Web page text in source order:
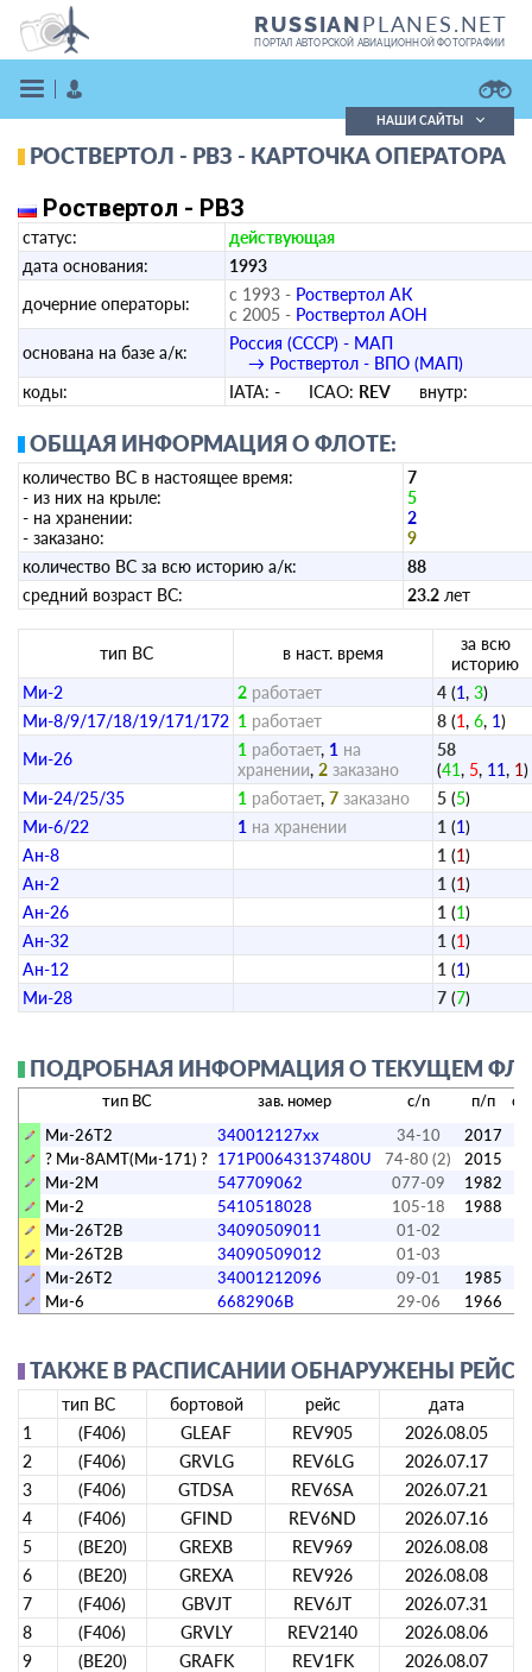
RUSSIANPLANES.NET
ПОРТАЛ АВТОРСКОЙ АВИАЦИОННОЙ ФОТОГРАФИИ
ВОЙТИ
ЗАРЕГИСТРИРОВАТЬСЯ
Поиск фотографий
Кратко
НАШИ САЙТЫ
РОСТВЕРТОЛ - РВЗ - КАРТОЧКА ОПЕРАТОРА
Роствертол - РВЗ
статус:
действующая
дата основания:
1993
дочерние операторы:
с 1993 - Роствертол АК
с 2005 - Роствертол АОН
основана на базе а/к:
Россия (СССР) - МАП
→ Роствертол - ВПО (МАП)
коды:
IATA: - ICAO: REV внутр:
ОБЩАЯ ИНФОРМАЦИЯ О ФЛОТЕ:
количество ВС в настоящее время:
- из них на крыле:
- на хранении:
- заказано:
7
5
2
9
количество ВС за всю историю а/к:
88
средний возраст ВС:
23.2 лет
тип ВС в наст. время
за всю
историю
Ми-2
2 работает 4 (1, 3)
Ми-8/9/17/18/19/171/172 1 работает 8 (1, 6, 1)
Ми-26
1 работает, 1 на
хранении, 2 заказано
58
(41, 5, 11, 1)
Ми-24/25/35
1 работает, 7 заказано 5 (5)
Ми-6/22
1 на хранении 1 (1)
Ан-8
1 (1)
Ан-2
1 (1)
Ан-26
1 (1)
Ан-32
1 (1)
Ан-12
1 (1)
Ми-28
7 (7)
ПОДРОБНАЯ ИНФОРМАЦИЯ О ТЕКУЩЕМ
тип ВС зав. номер c/n п/п
Ми-26Т2
340012127хх 34-10
2017
? Ми-8АМТ(Ми-171) ? 171P00643137480U 74-80 (2)
2015
Ми-2М
547709062 077-09
1982
Ми-2
5410518028 105-18
1988
Ми-26Т2В
34090509011
01-02
Ми-26Т2В
34090509012
01-03
Ми-26Т2
34001212096 09-01
1985
Ми-6
6682906В 29-06 1966
ТАКЖЕ В РАСПИСАНИИ ОБНАРУЖЕНЫ
тип ВС бортовой рейс
дата
1
(F406) GLEAF REV905
2026.08.05
2
(F406) GRVLG REV6LG
2026.07.17
3
(F406) GTDSA REV6SA
2026.07.21
4
(F406) GFIND REV6ND
2026.07.16
5
(BE20) GREXB REV969
2026.08.08
6
(BE20) GREXA REV926
2026.08.08
7
(F406) GBVJT REV6JT
2026.07.31
8
(F406) GRVLY REV2140
2026.08.06
9
(BE20) GRAFK REV1FK
2026.08.07